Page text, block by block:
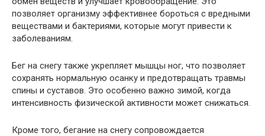
позволяет организму эффективнее бороться с вредными
веществами и бактериями, которые могут привести к
заболеваниям.
Бег на снегу также укрепляет мышцы ног, что позволяет
сохранять нормальную осанку и предотвращать травмы
спины и суставов. Это особенно важно зимой, когда
интенсивность физической активности может снижаться.
Кроме того, бегание на снегу сопровождается